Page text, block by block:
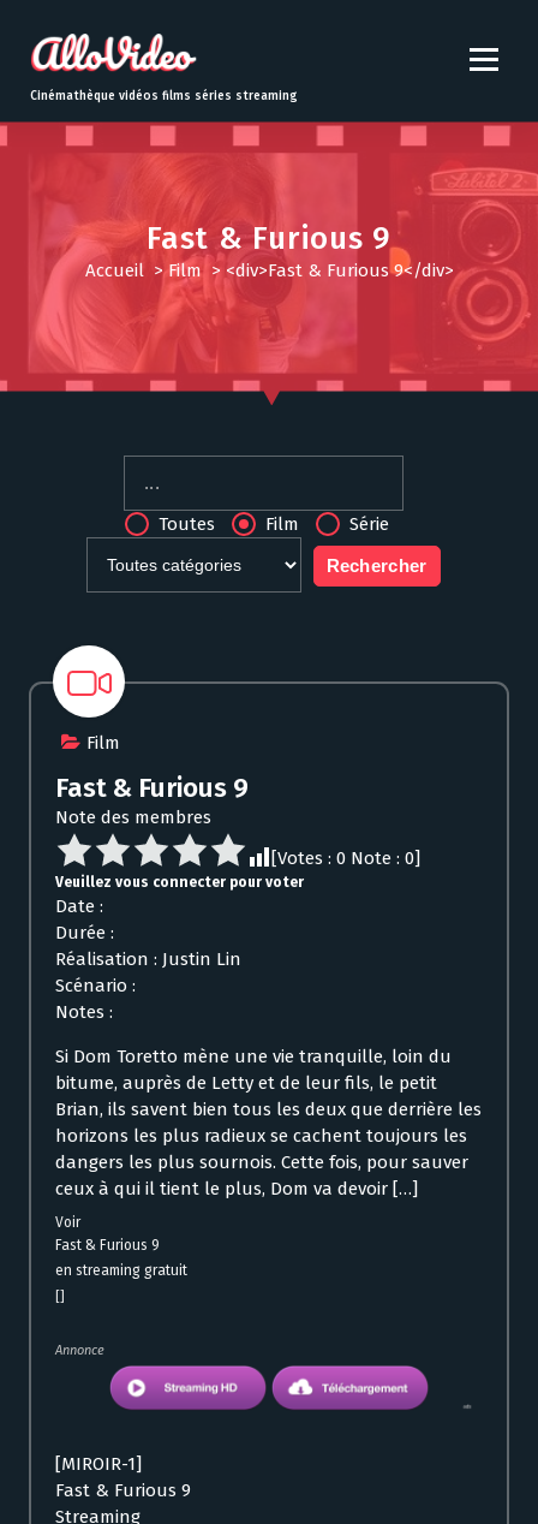
t
o
Cinémathèque vidéos films séries streaming
Fast & Furious 9
Accueil> Film> <div>Fast & Furious 9</div>
Toutes Film Série
Film
Fast & Furious 9
Note des membres
[Votes : 0 Note : 0]
Veuillez vous connecter pour voter
Date :
Durée :
Réalisation : Justin Lin
Scénario :
Notes :
Si Dom Toretto mène une vie tranquille, loin du
bitume, auprès de Letty et de leur fils, le petit
Brian, ils savent bien tous les deux que derrière les
horizons les plus radieux se cachent toujours les
dangers les plus sournois. Cette fois, pour sauver
ceux à qui il tient le plus, Dom va devoir […]
Voir
Fast & Furious 9
en streaming gratuit
Annonce
[MIROIR-1]
Fast & Furious 9
Streaming